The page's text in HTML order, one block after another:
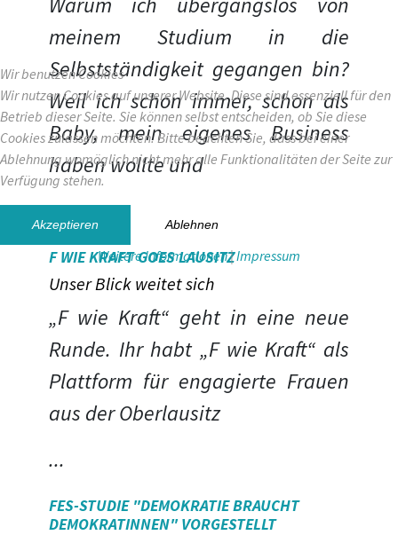
meinem Studium in die
Selbstständigkeit gegangen bin?
Weil ich schon immer, schon als
Baby, mein eigenes Business
haben wollte und
...
F WIE KRAFT GOES LAUSITZ
Unser Blick weitet sich
„F wie Kraft“ geht in eine neue
Runde. Ihr habt „F wie Kraft“ als
Plattform für engagierte Frauen
aus der Oberlausitz
...
FES-STUDIE "DEMOKRATIE BRAUCHT
DEMOKRATINNEN" VORGESTELLT
Wir benutzen Cookies
Wir nutzen Cookies auf unserer Website. Diese sind essenziell für den
Betrieb dieser Seite. Sie können selbst entscheiden, ob Sie diese
Cookies zulassen möchten. Bitte beachten Sie, dass bei einer
Ablehnung womöglich nicht mehr alle Funktionalitäten der Seite zur
Verfügung stehen.
Akzeptieren Ablehnen
Weitere Informationen|Impressum